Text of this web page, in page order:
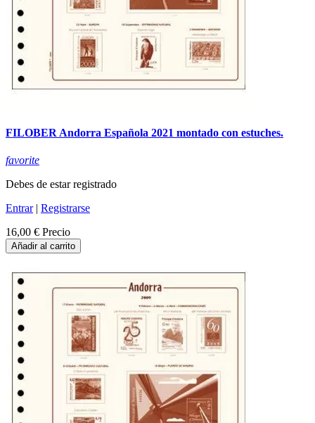
FILOBER Andorra Española 2021 montado con estuches.
favorite
Debes de estar registrado
Entrar| Registrarse
16,00 € Precio
Añadir al carrito